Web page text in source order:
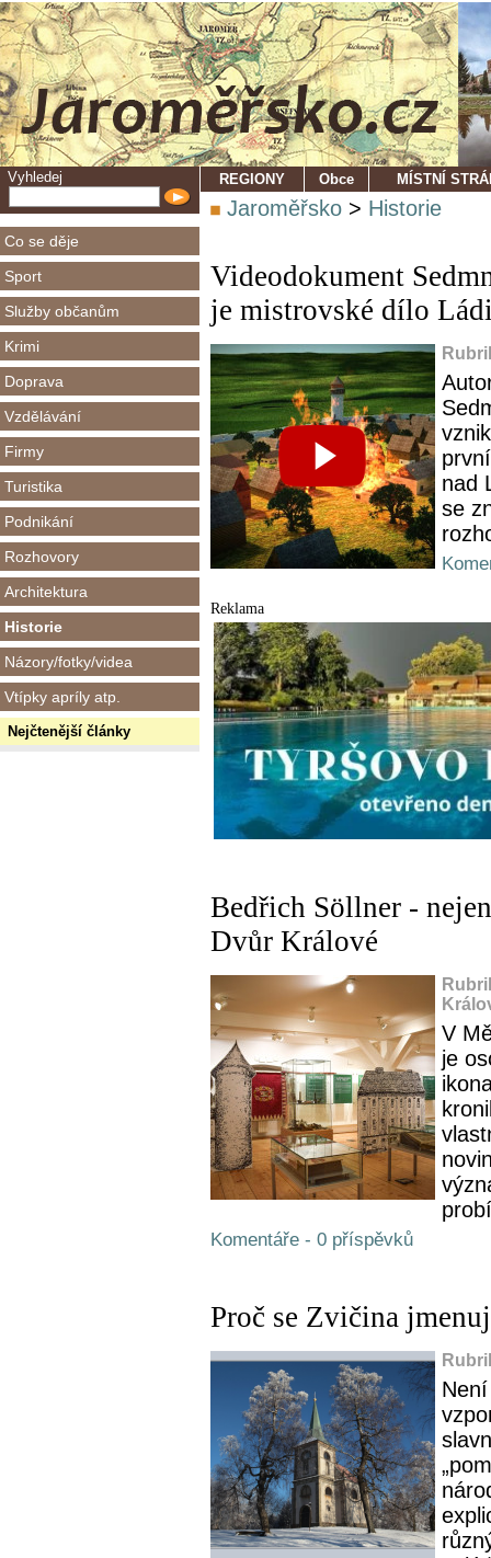
Vyhledej
Co se děje
Sport
Služby občanům
Krimi
Doprava
Vzdělávání
Firmy
Turistika
Podnikání
Rozhovory
Architektura
Historie
Názory/fotky/videa
Vtípky apríly atp.
Nejčtenější články
REGIONY Obce MÍSTNÍ
Jaroměřsko > Historie
Videodokument
je mistrovské dílo
nad
se
Reklama
Bedřich Söllner -
Dvůr Králové
V
je
Komentáře - 0 příspěvků
Proč se Zvičina